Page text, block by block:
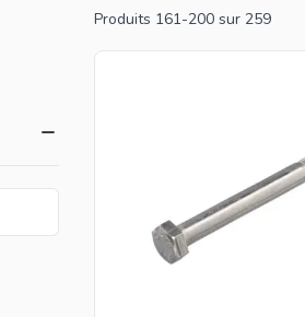
durables et l'utilisation de
Produits 161-200 sur 259